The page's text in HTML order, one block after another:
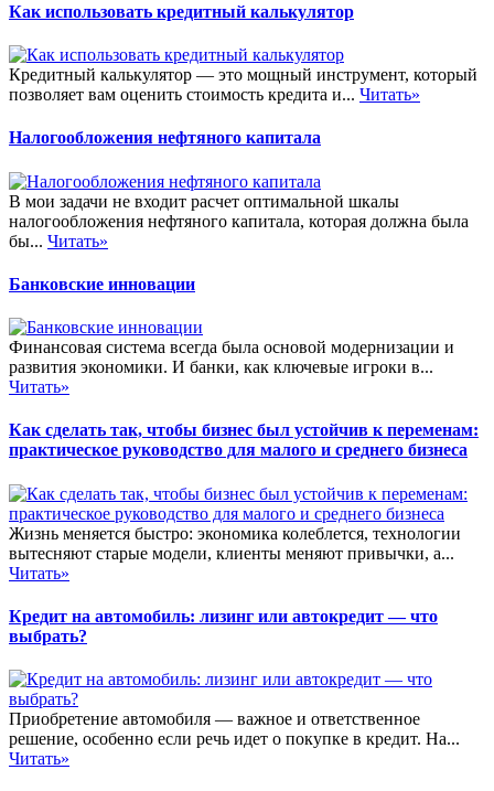
Как использовать кредитный калькулятор
Кредитный калькулятор — это мощный инструмент, который
позволяет вам оценить стоимость кредита и... Читать»
Налогообложения нефтяного капитала
В мои задачи не входит расчет оптимальной шкалы
налогообложения нефтяного капитала, которая должна была
бы... Читать»
Банковские инновации
Финансовая система всегда была основой модернизации и
развития экономики. И банки, как ключевые игроки в...
Читать»
Как сделать так, чтобы бизнес был устойчив к переменам:
практическое руководство для малого и среднего бизнеса
Жизнь меняется быстро: экономика колеблется, технологии
вытесняют старые модели, клиенты меняют привычки, а...
Читать»
Кредит на автомобиль: лизинг или автокредит — что
выбрать?
Приобретение автомобиля — важное и ответственное
решение, особенно если речь идет о покупке в кредит. На...
Читать»